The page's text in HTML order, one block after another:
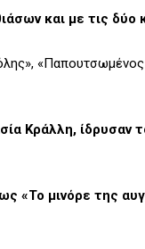
και με τις
Κράλλη,
«Το μινόρε της